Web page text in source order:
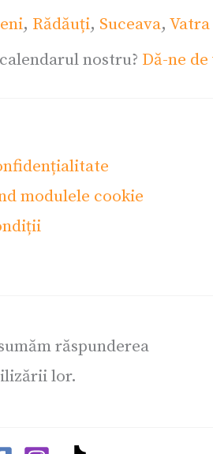
, Rădăuți, Suceava,
nostru? Dă-ne
modulele cookie
răspunderea
lor.